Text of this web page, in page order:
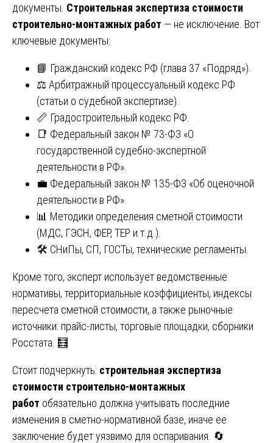
документы. Строительная экспертиза стоимости
строительно-монтажных работ — не исключение. Вот
ключевые документы:
📘 Гражданский кодекс РФ (глава 37 «Подряд»).
⚖️ Арбитражный процессуальный кодекс РФ
(статьи о судебной экспертизе).
📏 Градостроительный кодекс РФ.
📑 Федеральный закон № 73-ФЗ «О
государственной судебно-экспертной
деятельности в РФ».
💼 Федеральный закон № 135-ФЗ «Об оценочной
деятельности в РФ».
📊 Методики определения сметной стоимости
(МДС, ГЭСН, ФЕР, ТЕР и т.д.).
🛠️ СНиПы, СП, ГОСТы, технические регламенты.
Кроме того, эксперт использует ведомственные
нормативы, территориальные коэффициенты, индексы
пересчета сметной стоимости, а также рыночные
источники: прайс-листы, торговые площадки, сборники
Росстата. 🧮
Стоит подчеркнуть: строительная экспертиза
стоимости строительно-монтажных
работ обязательно должна учитывать последние
изменения в сметно-нормативной базе, иначе ее
заключение будет уязвимо для оспаривания. 🔄